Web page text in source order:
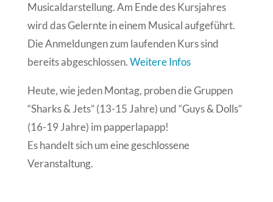
Musicaldarstellung. Am Ende des Kursjahres
wird das Gelernte in einem Musical aufgeführt.
Die Anmeldungen zum laufenden Kurs sind
bereits abgeschlossen.Weitere Infos
Heute, wie jeden Montag, proben die Gruppen
“Sharks & Jets” (13-15 Jahre) und “Guys & Dolls”
(16-19 Jahre) im papperlapapp!
Es handelt sich um eine geschlossene
Veranstaltung.